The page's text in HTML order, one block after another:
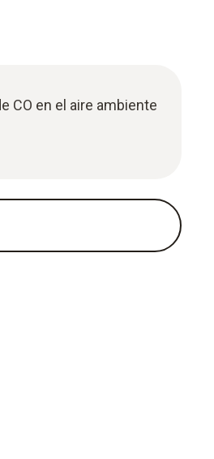
CO en el aire ambiente